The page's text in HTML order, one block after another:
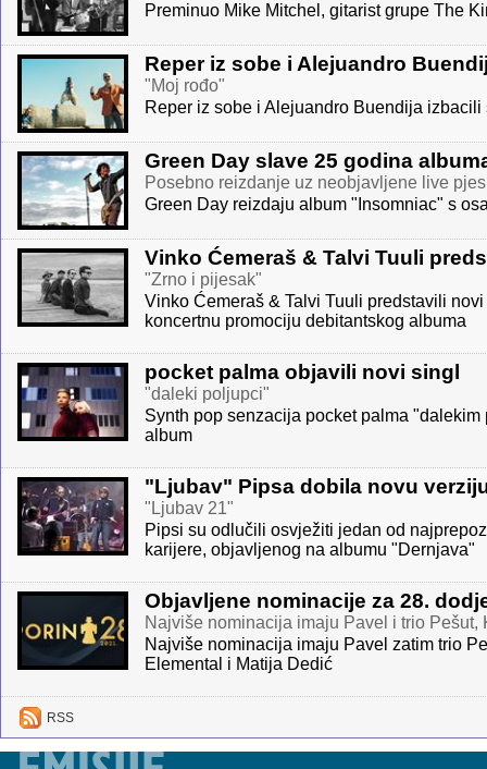
Preminuo Mike Mitchel, gitarist grupe The
Reper iz sobe i Alejuandro
"Moj rođo"
Reper iz sobe i Alejuandro Buendija
Green Day slave 25 godina
Posebno reizdanje uz neobjavljene live
Green Day reizdaju album "Insomniac" s
Vinko Ćemeraš & Talvi Tuuli
"Zrno i pijesak"
Vinko Ćemeraš & Talvi Tuuli predstavili
koncertnu promociju debitantskog albuma
pocket palma objavili novi singl
"daleki poljupci"
Synth pop senzacija pocket palma
album
"Ljubav" Pipsa dobila novu
"Ljubav 21"
Pipsi su odlučili osvježiti jedan od
karijere, objavljenog na albumu "Dernjava"
Objavljene nominacije za 28.
Najviše nominacija imaju Pavel i trio Pešut,
Najviše nominacija imaju Pavel zatim trio
Elemental i Matija Dedić
RSS